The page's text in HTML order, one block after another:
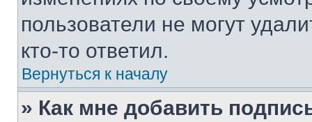
пользователи не могут
кто-то ответил.
Вернуться к началу
» Как мне добавить